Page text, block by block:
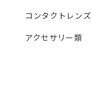
コンタクトレン
アクセサリー類